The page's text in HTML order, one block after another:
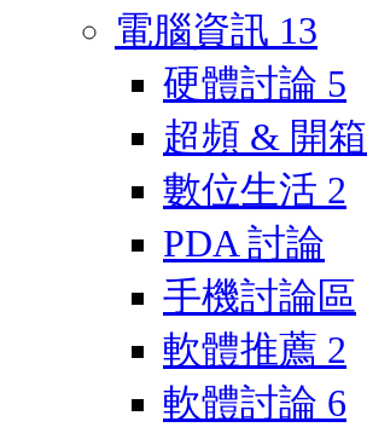
電腦資訊 13
硬體討論 5
超頻 & 開箱
數位生活 2
PDA 討論
手機討論區
軟體推薦 2
軟體討論 6